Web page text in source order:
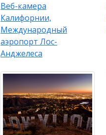
Веб-камера
Калифорнии,
Международный
аэропорт Лос-
Анджелеса